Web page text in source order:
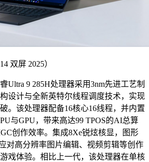
屏 2025）
9 285H处理器采用3nm先进工艺制
设计与全新英特尔线程调度技术，实现
。该处理器配备16核心16线程，并内置
与GPU，带来高达99 TPOS的AI总算
创作效率。集成8Xe锐炫核显，图形
对高分辨率图片编辑、视频剪辑等创作
戏体验。相比上一代，该处理器在单核